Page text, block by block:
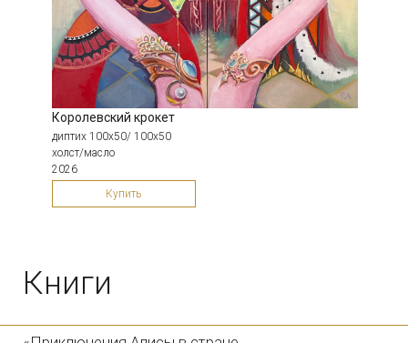
диптих 100х50/ 100х50
холст/масло
2026
Королевский крокет
Купить